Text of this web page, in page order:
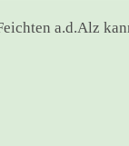
a.d.Alz